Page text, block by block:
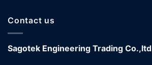
Contact us
Sagotek Engineering Trading Co.,ltd